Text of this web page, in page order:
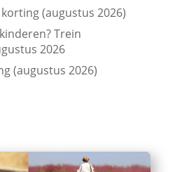
(augustus 2026)
Trein
2026
(augustus 2026)